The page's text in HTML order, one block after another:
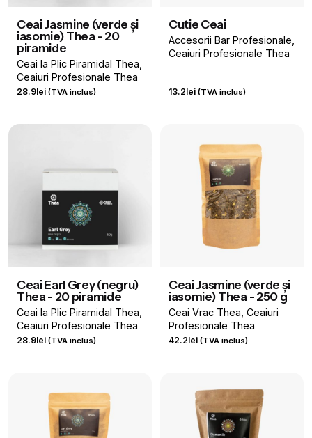
Ceai Jasmine (verde și
iasomie) Thea - 20
piramide
Ceai la Plic Piramidal Thea
Ceaiuri Profesionale Thea
28.9lei (TVA inclus)
Cutie Ceai
Accesorii Bar Profesionale
Ceaiuri Profesionale Thea
13.2lei (TVA inclus)
Ceai Earl Grey (negru)
Thea - 20 piramide
Ceai la Plic Piramidal Thea
Ceaiuri Profesionale Thea
28.9lei (TVA inclus)
Ceai Jasmine (verde și
iasomie) Thea - 250 g
Ceai Vrac Thea Ceaiuri
Profesionale Thea
42.2lei (TVA inclus)